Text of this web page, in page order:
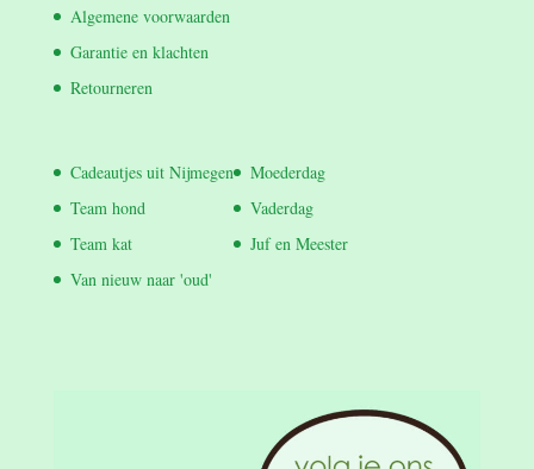
Algemene voorwaarden
Garantie en klachten
Retourneren
Cadeautjes uit Nijmegen
Team hond
Team kat
Van nieuw naar 'oud'
Moederdag
Vaderdag
Juf en Meester